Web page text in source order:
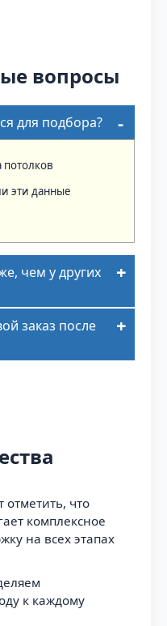
вопросы
для подбора?
потолков
эти данные
чем у других
заказ после
отметить, что
комплексное
на всех этапах
к каждому